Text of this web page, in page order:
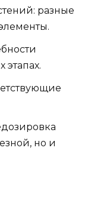
разные
этапах.
но и